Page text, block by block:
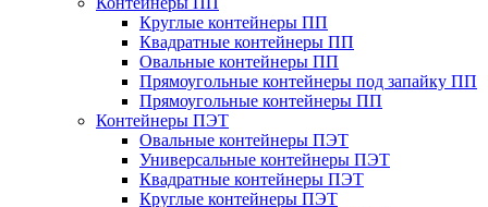
Круглые контейнеры ПП
Квадратные контейнеры ПП
Овальные контейнеры ПП
Прямоугольные контейнеры под запайку ПП
Прямоугольные контейнеры ПП
Контейнеры ПЭТ
Овальные контейнеры ПЭТ
Универсальные контейнеры ПЭТ
Квадратные контейнеры ПЭТ
Круглые контейнеры ПЭТ